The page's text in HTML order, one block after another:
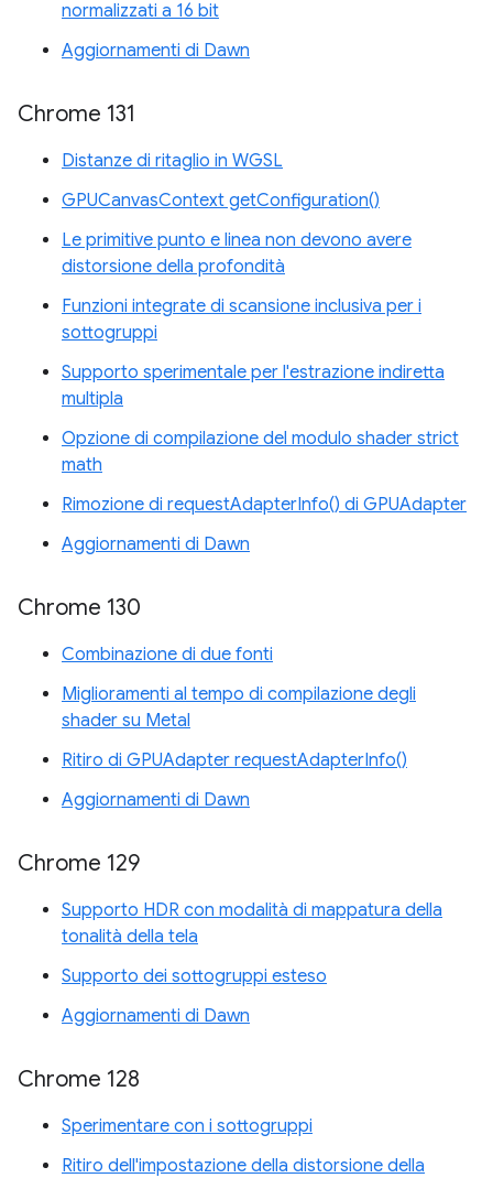
normalizzati a 16 bit
Aggiornamenti di Dawn
Chrome 131
Distanze di ritaglio in WGSL
GPUCanvasContext getConfiguration()
Le primitive punto e linea non devono avere
distorsione della profondità
Funzioni integrate di scansione inclusiva per i
sottogruppi
Supporto sperimentale per l'estrazione indiretta
multipla
Opzione di compilazione del modulo shader strict
math
Rimozione di requestAdapterInfo() di GPUAdapter
Aggiornamenti di Dawn
Chrome 130
Combinazione di due fonti
Miglioramenti al tempo di compilazione degli
shader su Metal
Ritiro di GPUAdapter requestAdapterInfo()
Aggiornamenti di Dawn
Chrome 129
Supporto HDR con modalità di mappatura della
tonalità della tela
Supporto dei sottogruppi esteso
Aggiornamenti di Dawn
Chrome 128
Sperimentare con i sottogruppi
Ritiro dell'impostazione della distorsione della